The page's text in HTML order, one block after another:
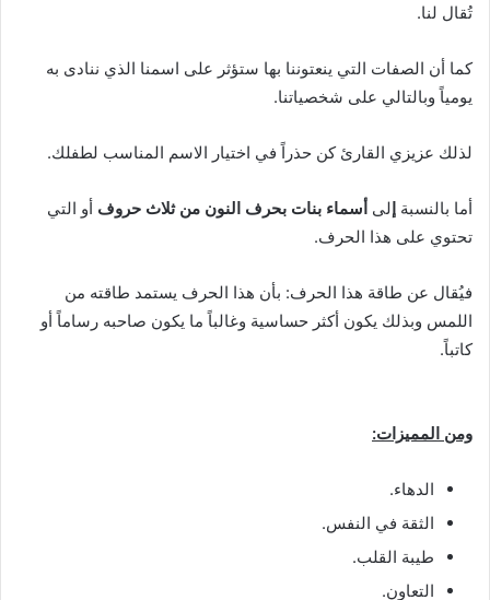
تُقال لنا.
كما أن الصفات التي ينعتوننا بها ستؤثر على اسمنا الذي ننادى به
يومياً وبالتالي على شخصياتنا.
لذلك عزيزي القارئ كن حذراً في اختيار الاسم المناسب لطفلك.
أما بالنسبة إلى أسماء بنات بحرف النون من ثلاث حروف أو التي
تحتوي على هذا الحرف.
فيُقال عن طاقة هذا الحرف: بأن هذا الحرف يستمد طاقته من
اللمس وبذلك يكون أكثر حساسية وغالباً ما يكون صاحبه رساماً أو
كاتباً.
ومن المميزات:
الدهاء.
الثقة في النفس.
طيبة القلب.
التعاون.